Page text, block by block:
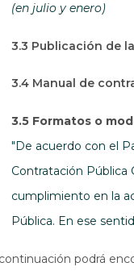
(en julio y enero)
3.3 Publicación de
3.4 Manual de
3.5 Formatos o
"De acuerdo con el
Contratación Pública
cumplimiento en la
Pública. En ese
podrá